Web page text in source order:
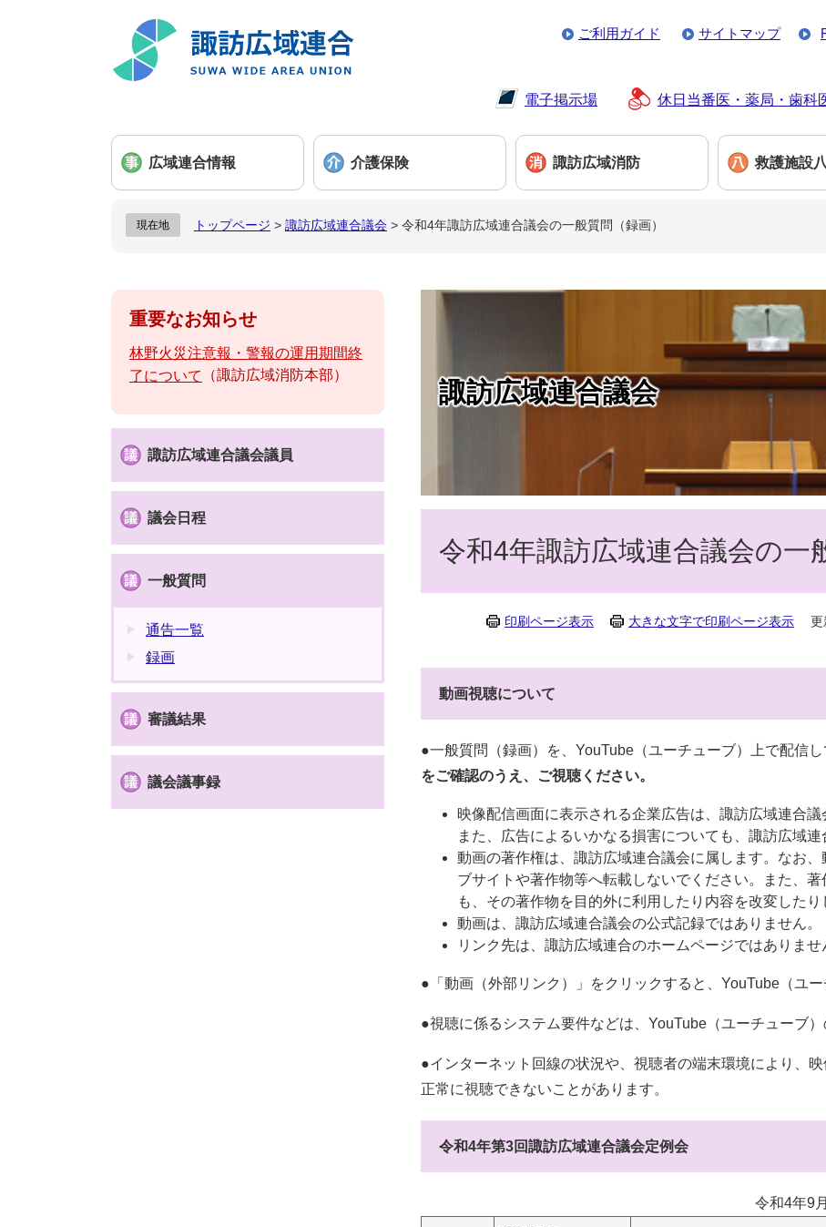
ご利用ガイド サイトマップ
電子掲示場 休日当番医・薬局・歯科
広域連合情報 介護保険 諏訪広域消防 救護施設
現在地 トップページ > 諏訪広域連合議会 > 令和4年諏訪広域連合議会の一般質問（録画）
諏訪広域連合議会
令和4年諏訪広域連合議会の一
印刷ページ表示 大きな文字で印刷ページ表示 更
動画視聴について
●一般質問（録画）を、YouTube（ユーチューブ）上で配信し
をご確認のうえ、ご視聴ください。
映像配信画面に表示される企業広告は、諏訪広域連合議
また、広告によるいかなる損害についても、諏訪広域連
動画の著作権は、諏訪広域連合議会に属します。なお
ブサイトや著作物等へ転載しないでください。また、
も、その著作物を目的外に利用したり内容を改変したり
動画は、諏訪広域連合議会の公式記録ではありません。
リンク先は、諏訪広域連合のホームページではありませ
●「動画（外部リンク）」をクリックすると、YouTube（ユ
●視聴に係るシステム要件などは、YouTube（ユーチューブ
●インターネット回線の状況や、視聴者の端末環境により、
正常に視聴できないことがあります。
令和4年第3回諏訪広域連合議会定例会
令和4年9
重要なお知らせ
林野火災注意報・警報の運用期間終
了について
諏訪広域消防本部
諏訪広域連合議会議員
議会日程
一般質問
通告一覧
録画
審議結果
議会議事録